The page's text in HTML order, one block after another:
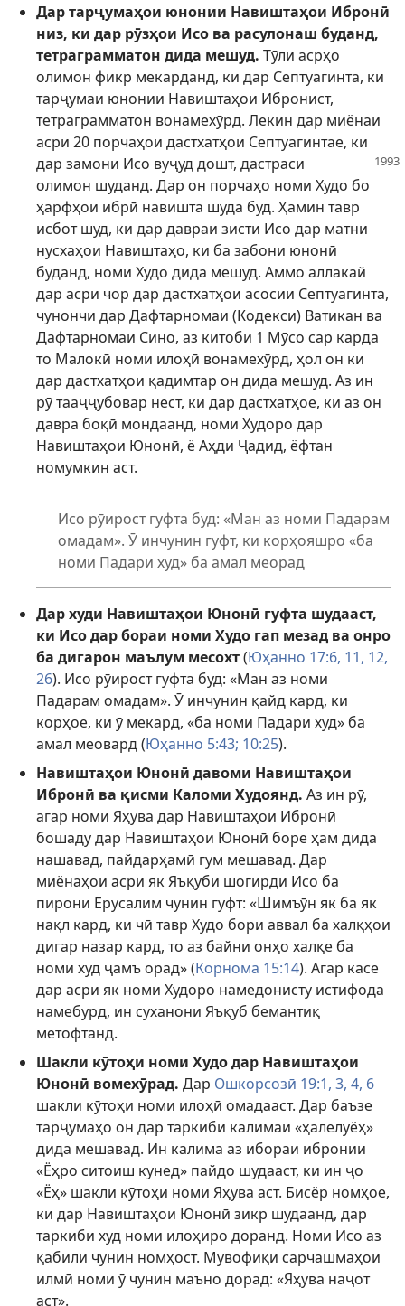
Дар тарҷумаҳои юнонии Навиштаҳои Ибронӣ
низ, ки дар рӯзҳои Исо ва расулонаш буданд,
тетраграмматон дида мешуд. Тӯли асрҳо
олимон фикр мекарданд, ки дар Септуагинта, ки
тарҷумаи юнонии Навиштаҳои Ибронист,
тетраграмматон вонамехӯрд. Лекин дар миёнаи
асри 20 порчаҳои дастхатҳои Септуагинтае, ки
дар замони Исо вуҷуд дошт, дастраси
олимон шуданд. Дар он порчаҳо номи Худо бо
ҳарфҳои ибрӣ навишта шуда буд. Ҳамин тавр
исбот шуд, ки дар давраи зисти Исо дар матни
нусхаҳои Навиштаҳо, ки ба забони юнонӣ
буданд, номи Худо дида мешуд. Аммо аллакай
дар асри чор дар дастхатҳои асосии Септуагинта,
чунончи дар Дафтарномаи (Кодекси) Ватикан ва
Дафтарномаи Сино, аз китоби 1 Мӯсо сар карда
то Малокӣ номи илоҳӣ вонамехӯрд, ҳол он ки
дар дастхатҳои қадимтар он дида мешуд. Аз ин
рӯ тааҷҷубовар нест, ки дар дастхатҳое, ки аз он
давра боқӣ мондаанд, номи Худоро дар
Навиштаҳои Юнонӣ, ё Аҳди Ҷадид, ёфтан
номумкин аст.
Исо рӯирост гуфта буд: «Ман аз номи Падарам
омадам». Ӯ инчунин гуфт, ки корҳояшро «ба
номи Падари худ» ба амал меорад
Дар худи Навиштаҳои Юнонӣ гуфта шудааст,
ки Исо дар бораи номи Худо гап мезад ва онро
ба дигарон маълум месохт(Юҳанно 17:6, 11, 12,
26). Исо рӯирост гуфта буд: «Ман аз номи
Падарам омадам». Ӯ инчунин қайд кард, ки
корҳое, ки ӯ мекард, «ба номи Падари худ» ба
амал меовард (Юҳанно 5:43; 10:25).
Навиштаҳои Юнонӣ давоми Навиштаҳои
Ибронӣ ва қисми Каломи Худоянд. Аз ин рӯ,
агар номи Яҳува дар Навиштаҳои Ибронӣ
бошаду дар Навиштаҳои Юнонӣ боре ҳам дида
нашавад, пайдарҳамӣ гум мешавад. Дар
миёнаҳои асри як Яъқуби шогирди Исо ба
пирони Ерусалим чунин гуфт: «Шимъӯн як ба як
нақл кард, ки чӣ тавр Худо бори аввал ба халқҳои
дигар назар кард, то аз байни онҳо халқе ба
номи худ ҷамъ орад» (Корнома 15:14). Агар касе
дар асри як номи Худоро намедонисту истифода
намебурд, ин суханони Яъқуб бемантиқ
метофтанд.
Шакли кӯтоҳи номи Худо дар Навиштаҳои
Юнонӣ вомехӯрад. Дар Ошкорсозӣ 19:1, 3, 4, 6
шакли кӯтоҳи номи илоҳӣ омадааст. Дар баъзе
тарҷумаҳо он дар таркиби калимаи «ҳалелуёҳ»
дида мешавад. Ин калима аз ибораи ибронии
«Ёҳро ситоиш кунед» пайдо шудааст, ки ин ҷо
«Ёҳ» шакли кӯтоҳи номи Яҳува аст. Бисёр номҳое,
ки дар Навиштаҳои Юнонӣ зикр шудаанд, дар
таркиби худ номи илоҳиро доранд. Номи Исо аз
қабили чунин номҳост. Мувофиқи сарчашмаҳои
илмӣ номи ӯ чунин маъно дорад: «Яҳува наҷот
аст».